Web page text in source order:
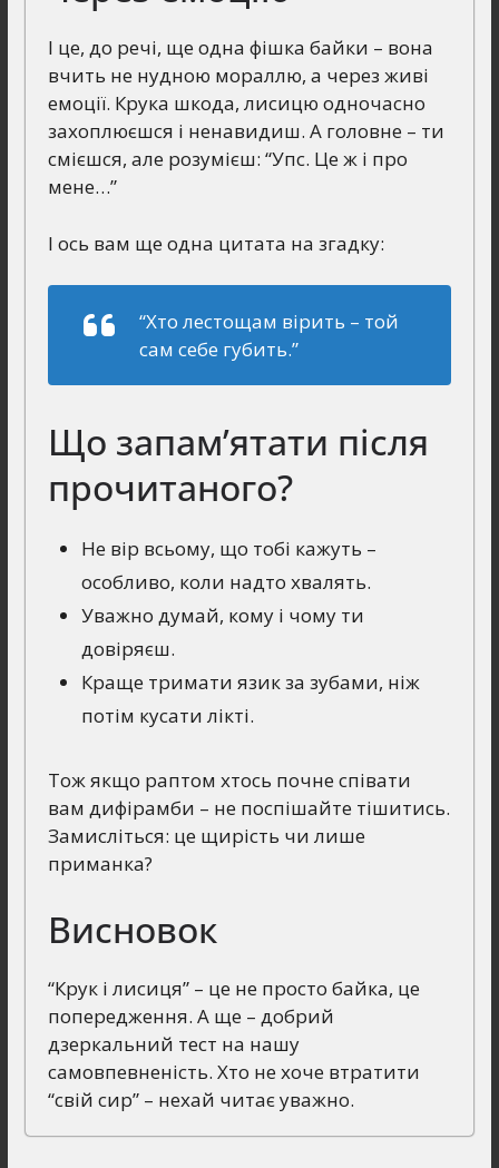
І це, до речі, ще одна фішка байки – вона
вчить не нудною мораллю, а через живі
емоції. Крука шкода, лисицю одночасно
захоплюєшся і ненавидиш. А головне – ти
смієшся, але розумієш: “Упс. Це ж і про
мене…”
І ось вам ще одна цитата на згадку:
“Хто лестощам вірить – той
сам себе губить.”
Що запам’ятати після
прочитаного?
Не вір всьому, що тобі кажуть –
особливо, коли надто хвалять.
Уважно думай, кому і чому ти
довіряєш.
Краще тримати язик за зубами, ніж
потім кусати лікті.
Тож якщо раптом хтось почне співати
вам дифірамби – не поспішайте тішитись.
Замисліться: це щирість чи лише
приманка?
Висновок
“Крук і лисиця” – це не просто байка, це
попередження. А ще – добрий
дзеркальний тест на нашу
самовпевненість. Хто не хоче втратити
“свій сир” – нехай читає уважно.